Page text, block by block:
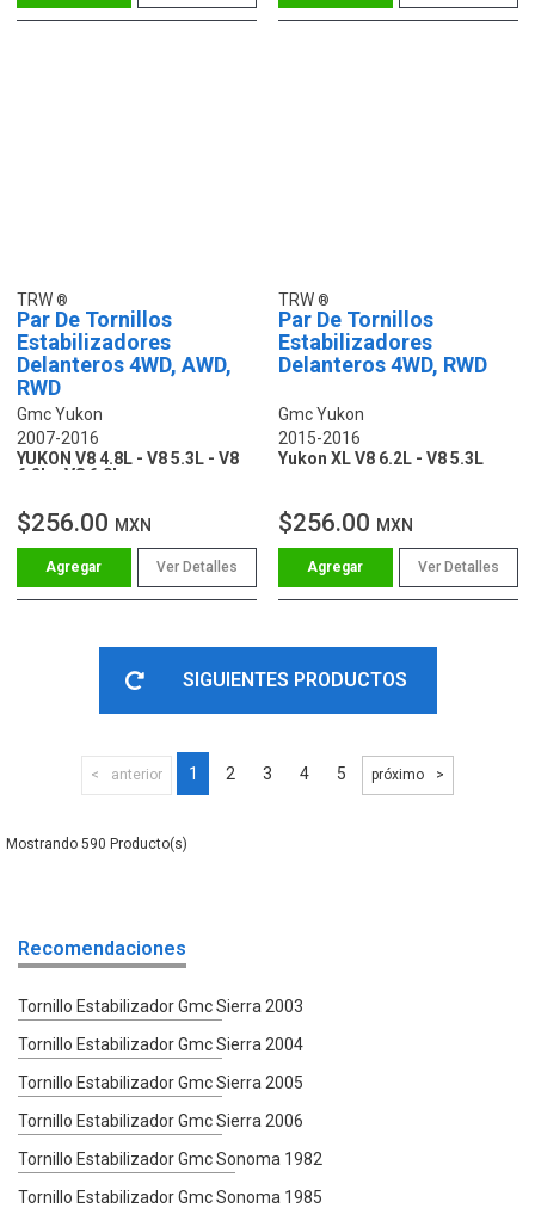
TRW
Par De Tornillos
Estabilizadores
Delanteros 4WD, AWD,
RWD
Gmc Yukon
2007-2016
YUKON V8 4.8L - V8 5.3L - V8
6.2L - V8 6.0L
$256.00 MXN
Ver Detalles
TRW
Par De Tornillos
Estabilizadores
Delanteros 4WD, RWD
Gmc Yukon
2015-2016
Yukon XL V8 6.2L - V8 5.3L
$256.00 MXN
Ver Detalles
SIGUIENTES PRODUCTOS
anterior 1 2 3 4 5 próximo
590
Recomendaciones
Tornillo Estabilizador Gmc Sierra 2003
Tornillo Estabilizador Gmc Sierra 2004
Tornillo Estabilizador Gmc Sierra 2005
Tornillo Estabilizador Gmc Sierra 2006
Tornillo Estabilizador Gmc Sonoma 1982
Tornillo Estabilizador Gmc Sonoma 1985